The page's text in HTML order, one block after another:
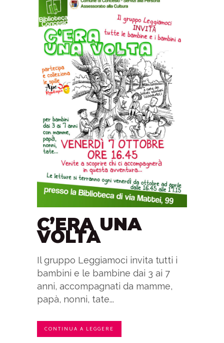
C’ERA UNA
VOLTA
Il gruppo Leggiamoci invita tutti i
bambini e le bambine dai 3 ai 7
anni, accompagnati da mamme,
papà, nonni, tate...
CONTINUA A LEGGERE